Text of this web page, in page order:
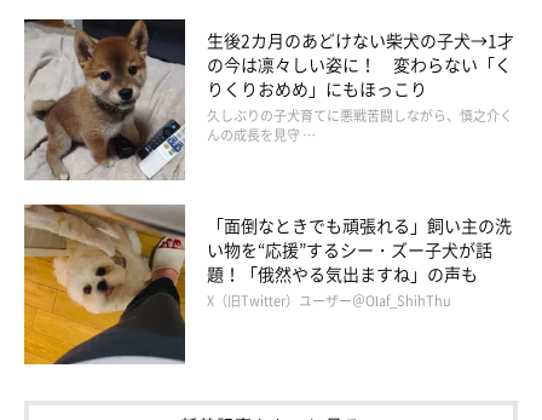
また、チャイくんと一緒にいて幸せ・楽しいと感じるエピソード
も飼い主さんに教えてもらいました。
飼い主さん：
「一緒にいるだけで常に幸せなのですが、特に在宅勤務時に足元
でおとなしく待っている姿に癒されます。基本、飼い主がいる時
はべったりとくっついて離れません。そして仕事が終ったのを見
計らって甘えてくるのがいじらしく、全力で甘やかします。ボー
ル遊びも好きで、楽しそうな笑顔で追いかけている姿に、飼い主
もつられて笑顔になってしまいます」
生後2カ月のあどけない柴犬の子犬→1才
の今は凛々しい姿に！ 変わらない「く
りくりおめめ」にもほっこり
久しぶりの子犬育てに悪戦苦闘しながら、慎之介く
んの成長を見守 …
「面倒なときでも頑張れる」飼い主の洗
い物を“応援”するシー・ズー子犬が話
題！「俄然やる気出ますね」の声も
X（旧Twitter）ユーザー＠Olaf_ShihThu